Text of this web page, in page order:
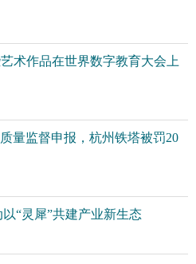
术作品在世界数字教育大会上
量监督申报，杭州铁塔被罚20
“灵犀”共建产业新生态